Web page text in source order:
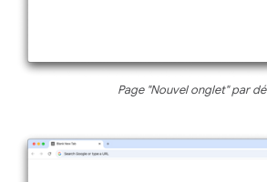
Page "Nouvel onglet" par